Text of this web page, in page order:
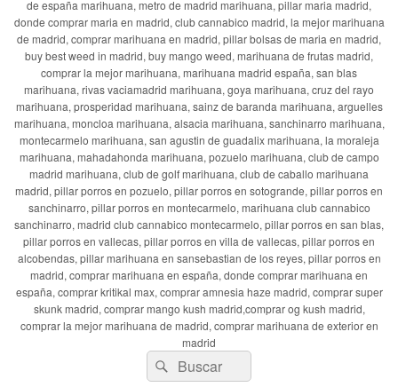
de españa marihuana, metro de madrid marihuana, pillar maria madrid,
donde comprar maria en madrid, club cannabico madrid, la mejor marihuana
de madrid, comprar marihuana en madrid, pillar bolsas de maria en madrid,
buy best weed in madrid, buy mango weed, marihuana de frutas madrid,
comprar la mejor marihuana, marihuana madrid españa, san blas
marihuana, rivas vaciamadrid marihuana, goya marihuana, cruz del rayo
marihuana, prosperidad marihuana, sainz de baranda marihuana, arguelles
marihuana, moncloa marihuana, alsacia marihuana, sanchinarro marihuana,
montecarmelo marihuana, san agustin de guadalix marihuana, la moraleja
marihuana, mahadahonda marihuana, pozuelo marihuana, club de campo
madrid marihuana, club de golf marihuana, club de caballo marihuana
madrid, pillar porros en pozuelo, pillar porros en sotogrande, pillar porros en
sanchinarro, pillar porros en montecarmelo, marihuana club cannabico
sanchinarro, madrid club cannabico montecarmelo, pillar porros en san blas,
pillar porros en vallecas, pillar porros en villa de vallecas, pillar porros en
alcobendas, pillar marihuana en sansebastian de los reyes, pillar porros en
madrid, comprar marihuana en españa, donde comprar marihuana en
españa, comprar kritikal max, comprar amnesia haze madrid, comprar super
skunk madrid, comprar mango kush madrid,comprar og kush madrid,
comprar la mejor marihuana de madrid, comprar marihuana de exterior en
madrid
BuscarBuscar